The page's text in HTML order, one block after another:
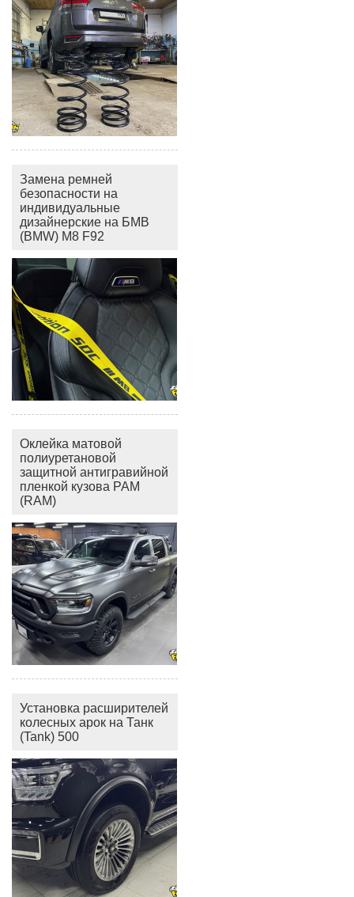
Замена ремней
безопасности на
индивидуальные
дизайнерские на БМВ
(BMW) M8 F92
Оклейка матовой
полиуретановой
защитной антигравийной
пленкой кузова РАМ
(RAM)
Установка расширителей
колесных арок на Танк
(Tank) 500